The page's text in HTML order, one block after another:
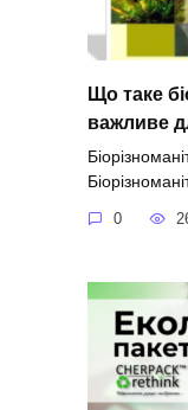
Що таке
важливе
0